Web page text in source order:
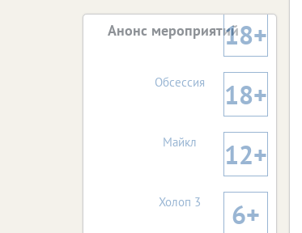
Анонс мероприятий18+
Обсессия 18+
Майкл 12+
Холоп 3 6+